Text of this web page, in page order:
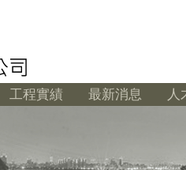
工程實績 最新消息 人